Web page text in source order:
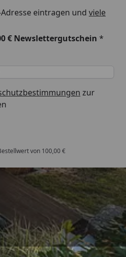
eintragen und viele
€ Newslettergutschein *
zur
von 100,00 €
Shops
4,67/ 5